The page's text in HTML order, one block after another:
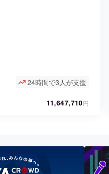
24時間で3人が支援
11,647,710円